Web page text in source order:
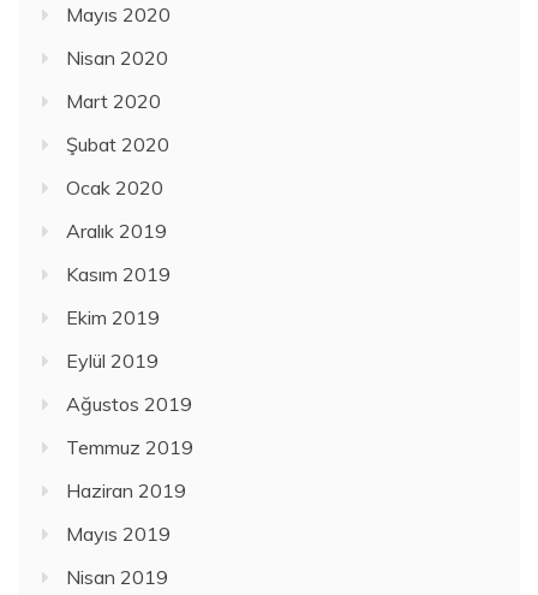
Mayıs 2020
Nisan 2020
Mart 2020
Şubat 2020
Ocak 2020
Aralık 2019
Kasım 2019
Ekim 2019
Eylül 2019
Ağustos 2019
Temmuz 2019
Haziran 2019
Mayıs 2019
Nisan 2019